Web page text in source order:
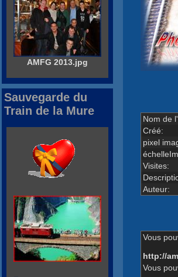
Nom de
Créé:
pixel
Visites:
Auteur:
Vous
http://
Vous
AMFG 2013.jpg
Sauvegarde du
Train de la Mure